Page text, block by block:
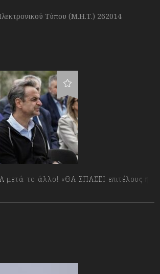
Τύπου (Μ.Η.Τ.) 262014
το άλλο! «ΘΑ ΣΠΑΣΕΙ επιτέλους η